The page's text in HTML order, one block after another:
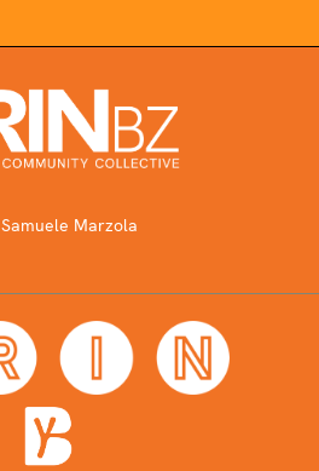
Samuele Marzola